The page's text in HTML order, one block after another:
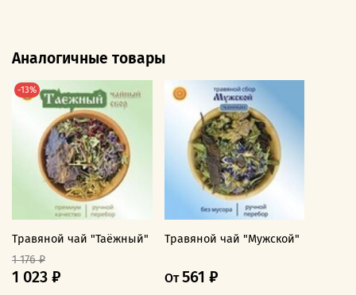
Аналогичные товары
-13%
Травяной чай "Таёжный"
1 176 ₽
1 023 ₽
Травяной чай "Мужской"
От 561 ₽